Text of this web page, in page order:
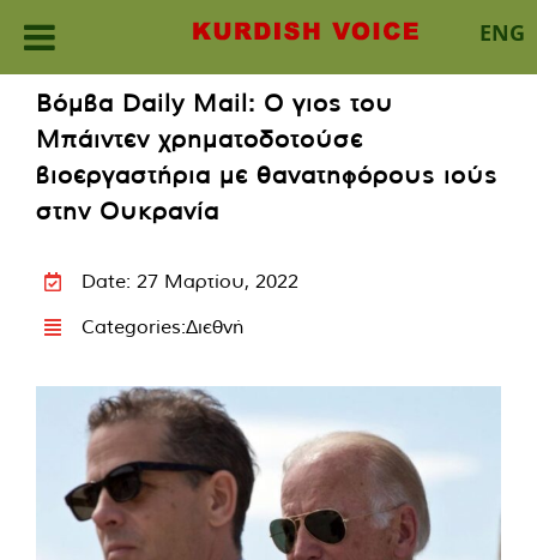
ENG
content
Βόμβα Daily Mail: Ο γιος του
Μπάιντεν χρηματοδοτούσε
βιοεργαστήρια με θανατηφόρους ιούς
στην Ουκρανία
Date: 27 Μαρτίου, 2022
Categories:Διεθνή